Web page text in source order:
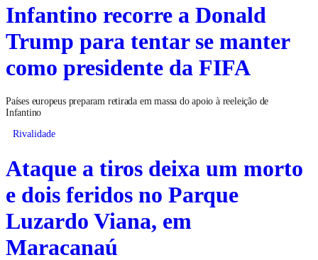
Infantino recorre a Donald
Trump para tentar se manter
como presidente da FIFA
Países europeus preparam retirada em massa do apoio à reeleição de
Infantino
Rivalidade
Ataque a tiros deixa um morto
e dois feridos no Parque
Luzardo Viana, em
Maracanaú